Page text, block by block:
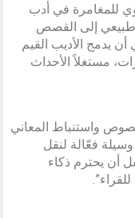
للمغامرة في أدب
طبيعي إلى القصص
يدمج الأديب القيم
مستغلاً الأحداث
واستنباط المعاني
فعّالة لنقل
أن يحترم ذكاء